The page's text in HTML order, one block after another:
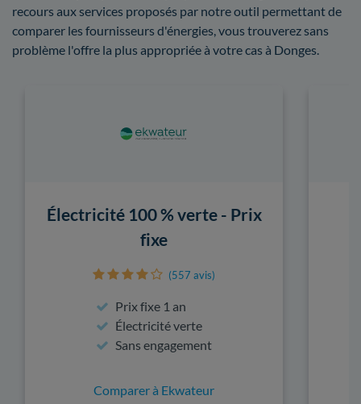
recours aux services proposés par notre outil permettant de
comparer les fournisseurs d'énergies, vous trouverez sans
problème l'offre la plus appropriée à votre cas à Donges.
Électricité 100 % verte - Prix
fixe
(557 avis)
Prix fixe 1 an
Électricité verte
Sans engagement
Comparer à Ekwateur